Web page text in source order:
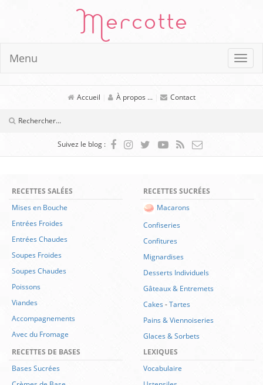
Mercotte
Menu
Accueil À propos ... Contact
Suivez le blog :
RECETTES SALÉES
Mises en Bouche
Entrées Froides
Entrées Chaudes
Soupes Froides
Soupes Chaudes
Poissons
Viandes
Accompagnements
Avec du Fromage
RECETTES SUCRÉES
Macarons
Confiseries
Confitures
Mignardises
Desserts Individuels
Gâteaux & Entremets
Cakes-Tartes
Pains & Viennoiseries
Glaces & Sorbets
RECETTES DE BASES
Bases Sucrées
LEXIQUES
Vocabulaire